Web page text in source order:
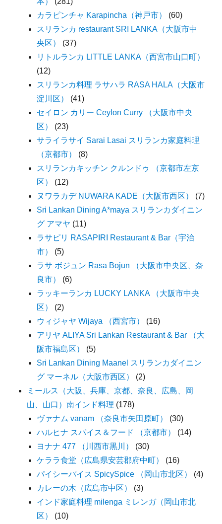
カラピンチャ Karapincha（神戸市）
(60)
スリランカ restaurant SRI LANKA（大阪市中
央区）
(37)
リトルランカ LITTLE LANKA（西宮市山口町）
(12)
スリランカ料理 ラサハラ RASA HALA（大阪市
淀川区）
(41)
セイロン カリー Ceylon Curry （大阪市中央
区）
(23)
サライラサイ Sarai Lasai スリランカ家庭料理
（京都市）
(8)
スリランカキッチン クルンドゥ （京都市左京
区）
(12)
ヌワラカデ NUWARA KADE（大阪市西区）
(7)
Sri Lankan Dining A*maya スリランカダイニン
グ アマヤ (11)
ラサピリ RASAPIRI Restaurant & Bar（宇治
市）
(5)
ラサ ボジュン Rasa Bojun （大阪市中央区、奈
良市）
(6)
ラッキーランカ LUCKY LANKA （大阪市中央
区）
(2)
ウィジャヤ Wijaya （西宮市）
(16)
アリヤ ALIYA Sri Lankan Restaurant & Bar （大
阪市福島区）
(5)
Sri Lankan Dining Maanel スリランカダイニン
グ マーネル（大阪市西区）
(2)
ミールス（大阪、兵庫、京都、奈良、広島、岡
山、山口）南インド料理 (178)
ヴァナム vanam （奈良市矢田原町）
(30)
ハルヒナ スパイス＆フード （京都市）
(14)
ヨナナ 477 （川西市黒川）
(30)
ケララ食堂（広島県安芸郡府中町）
(16)
パイシーパイス SpicySpice （岡山市北区）
(4)
カレーの木（広島市中区）
(3)
インド家庭料理 milenga ミレンガ（岡山市北
区）
(10)